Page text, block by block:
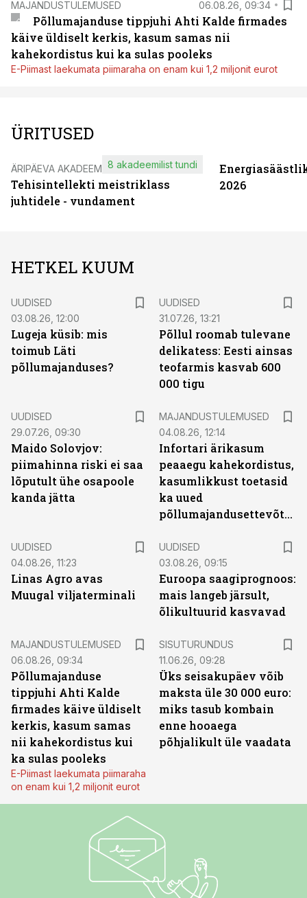
MAJANDUSTULEMUSED 06.08.26, 09:34
Põllumajanduse tippjuhi Ahti Kalde firmades
käive üldiselt kerkis, kasum samas nii
kahekordistus kui ka sulas pooleks
E-Piimast laekumata piimaraha on enam kui 1,2 miljonit eurot
ÜRITUSED
ÄRIPÄEVA AKADEEMIA
Tehisintellekti meistriklass
juhtidele - vundament
8 akadeemilist tundi
2026
HETKEL KUUM
UUDISED
03.08.26, 12:00
Lugeja küsib: mis
toimub Läti
põllumajanduses?
UUDISED
31.07.26, 13:21
Põllul roomab tulevane
delikatess: Eesti ainsas
teofarmis kasvab 600
000 tigu
UUDISED
29.07.26, 09:30
Maido Solovjov:
piimahinna riski ei saa
lõputult ühe osapoole
kanda jätta
MAJANDUSTULEMUSED
04.08.26, 12:14
Infortari ärikasum
peaaegu kahekordistus,
kasumlikkust toetasid
ka uued
põllumajandusettevõtted
UUDISED
04.08.26, 11:23
Linas Agro avas
Muugal viljaterminali
UUDISED
03.08.26, 09:15
Euroopa saagiprognoos:
mais langeb järsult,
õlikultuurid kasvavad
MAJANDUSTULEMUSED
06.08.26, 09:34
Põllumajanduse
tippjuhi Ahti Kalde
firmades käive üldiselt
kerkis, kasum samas
nii kahekordistus kui
ka sulas pooleks
E-Piimast laekumata piimaraha
on enam kui 1,2 miljonit eurot
SISUTURUNDUS
11.06.26, 09:28
Üks seisakupäev võib
maksta üle 30 000 euro:
miks tasub kombain
enne hooaega
põhjalikult üle vaadata